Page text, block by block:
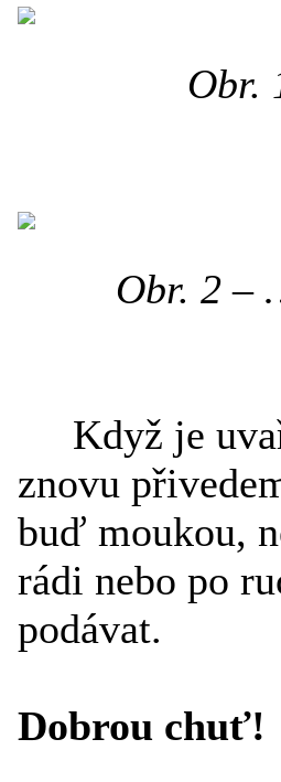
Obr.
Obr. 2 –
Když je
znovu
buď moukou,
rádi nebo po
podávat.
Dobrou chuť!